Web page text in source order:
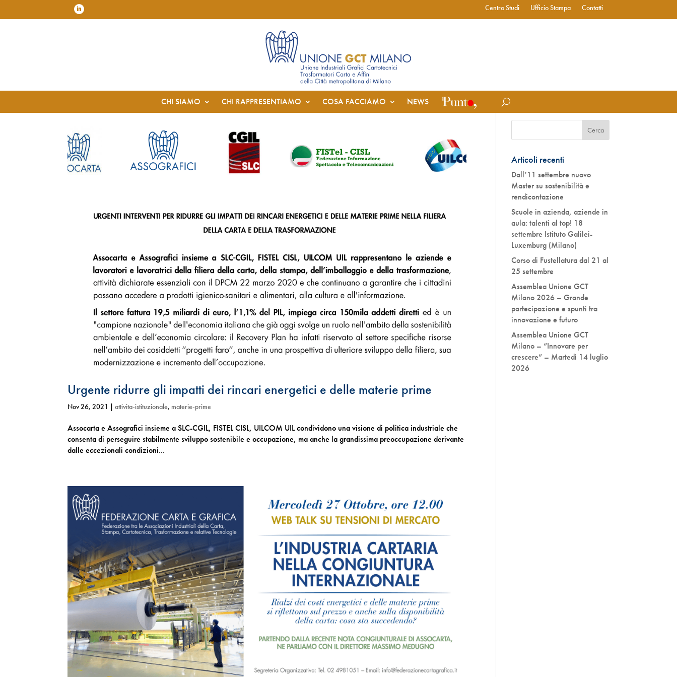
Centro Studi Ufficio Stampa Contatti
CHI SIAMO CHI RAPPRESENTIAMO COSA FACCIAMO NEWS
Urgente ridurre gli impatti dei rincari energetici e delle materie prime
Nov 26, 2021 |attivita-istituzionale, materie-prime
Assocarta e Assografici insieme a SLC-CGIL, FISTEL CISL, UILCOM UIL condividono una visione di politica industriale che
consenta di perseguire stabilmente sviluppo sostenibile e occupazione, ma anche la grandissima preoccupazione derivante
dalle eccezionali condizioni...
Articoli recenti
Dall’11 settembre nuovo
Master su sostenibilità e
rendicontazione
Scuole in azienda, aziende in
aula: talenti al top! 18
settembre Istituto Galilei-
Luxemburg (Milano)
Corso di Fustellatura dal 21 al
25 settembre
Assemblea Unione GCT
Milano 2026 – Grande
partecipazione e spunti tra
innovazione e futuro
Assemblea Unione GCT
Milano – “Innovare per
crescere” – Martedì 14 luglio
2026